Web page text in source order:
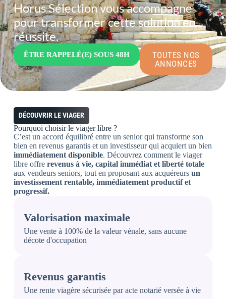
Horus Sélection vous accompagne
pour transformer cette solution en
réussite.
ÊTRE RAPPELÉ(E) SOUS 48H
TOUTES NOS
ANNONCES
DÉCOUVRIR LE VIAGER
Pourquoi choisir le viager libre?
C’est un accord équilibré entre un senior qui transforme son
bien en revenus garantis et un investisseur qui acquiert un bien
immédiatement disponible. Découvrez comment le viager
libre offre revenus à vie, capital immédiat et liberté totale
aux vendeurs seniors, tout en proposant aux acquéreurs un
investissement rentable, immédiatement productif et
progressif.
Valorisation maximale
Une vente à 100% de la valeur vénale, sans aucune
décote d'occupation
Revenus garantis
Une rente viagère sécurisée par acte notarié versée à vie